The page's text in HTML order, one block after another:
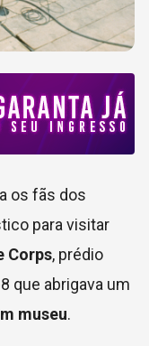
os fãs dos
para visitar
Corps, prédio
que abrigava um
museu.